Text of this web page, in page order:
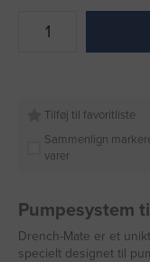
Tilføj til favoritliste
Sammenlign
varer
Pumpesystem
Drench-Mate er et
specielt designet til